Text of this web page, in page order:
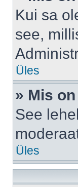
Kui sa
see,
Üles
» Mis
See
Üles